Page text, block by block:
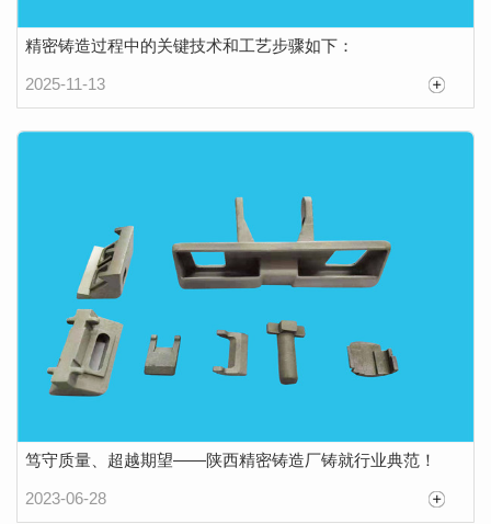
精密铸造过程中的关键技术和工艺步骤如下：
2025-11-13
笃守质量、超越期望——陕西精密铸造厂铸就行业典范！
2023-06-28